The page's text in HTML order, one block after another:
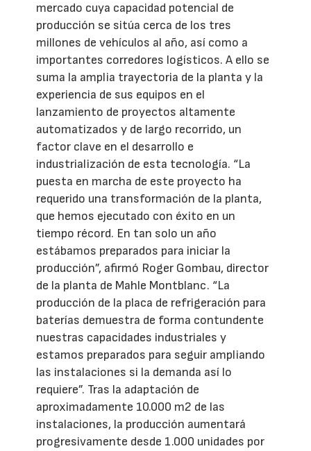
mercado cuya capacidad potencial de
producción se sitúa cerca de los tres
millones de vehículos al año, así como a
importantes corredores logísticos. A ello se
suma la amplia trayectoria de la planta y la
experiencia de sus equipos en el
lanzamiento de proyectos altamente
automatizados y de largo recorrido, un
factor clave en el desarrollo e
industrialización de esta tecnología. “La
puesta en marcha de este proyecto ha
requerido una transformación de la planta,
que hemos ejecutado con éxito en un
tiempo récord. En tan solo un año
estábamos preparados para iniciar la
producción”, afirmó Roger Gombau, director
de la planta de Mahle Montblanc. “La
producción de la placa de refrigeración para
baterías demuestra de forma contundente
nuestras capacidades industriales y
estamos preparados para seguir ampliando
las instalaciones si la demanda así lo
requiere”. Tras la adaptación de
aproximadamente 10.000 m2 de las
instalaciones, la producción aumentará
progresivamente desde 1.000 unidades por